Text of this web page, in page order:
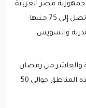
مصر العربية
حيث يمكن التوصيل بتكلفة شحن تصل إلى 75 جنيها
والسويس
والعاشر من رمضان
والعبور فيبلغ تكلفة الشحن إلى هذه المناطق حوالي 50